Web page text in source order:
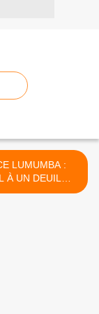
LUMUMBA :
À UN DEUIL
(AVEC MPOLO